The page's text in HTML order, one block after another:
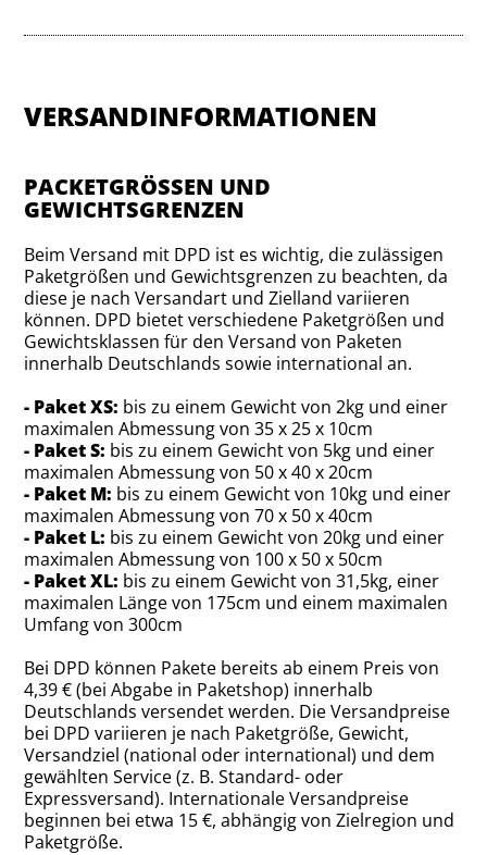
VERSANDINFORMATIONEN
PACKETGRÖSSEN UND G
EWICHTSGRENZEN
Beim Versand mit DPD ist es wichtig, die zulässigen
Paketgrößen und Gewichtsgrenzen zu beachten, da
diese je nach Versandart und Zielland variieren
können. DPD bietet verschiedene Paketgrößen und
Gewichtsklassen für den Versand von Paketen
innerhalb Deutschlands sowie international an.
- Paket XS: bis zu einem Gewicht von 2kg und einer
maximalen Abmessung von 35 x 25 x 10cm
- Paket S: bis zu einem Gewicht von 5kg und einer
maximalen Abmessung von 50 x 40 x 20cm
- Paket M: bis zu einem Gewicht von 10kg und einer
maximalen Abmessung von 70 x 50 x 40cm
- Paket L: bis zu einem Gewicht von 20kg und einer
maximalen Abmessung von 100 x 50 x 50cm
- Paket XL: bis zu einem Gewicht von 31,5kg, einer
maximalen Länge von 175cm und einem maximalen
Umfang von 300cm
Bei DPD können Pakete bereits ab einem Preis von
4,39 € (bei Abgabe in Paketshop) innerhalb
Deutschlands versendet werden. Die Versandpreise
bei DPD variieren je nach Paketgröße, Gewicht,
Versandziel (national oder international) und dem
gewählten Service (z. B. Standard- oder
Expressversand). Internationale Versandpreise
beginnen bei etwa 15 €, abhängig von Zielregion und
Paketgröße.